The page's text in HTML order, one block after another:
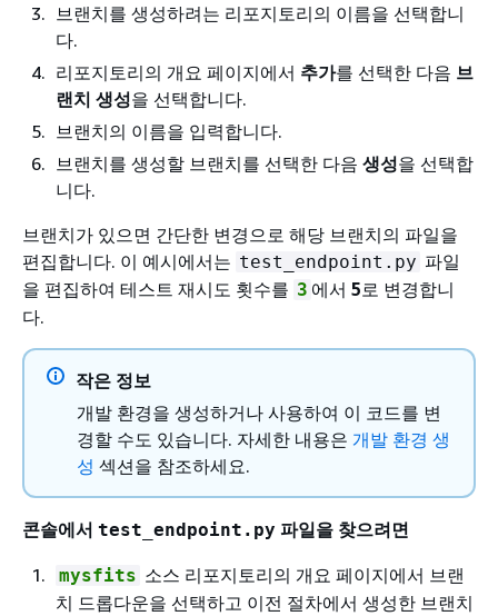
브랜치를 생성하려는 리포지토리의 이름을 선택합니
다.
리포지토리의 개요 페이지에서 추가를 선택한 다음 브
랜치 생성을 선택합니다.
브랜치의 이름을 입력합니다.
브랜치를 생성할 브랜치를 선택한 다음 생성을 선택합
니다.
브랜치가 있으면 간단한 변경으로 해당 브랜치의 파일을
편집합니다. 이 예시에서는 test_endpoint.py 파일
을 편집하여 테스트 재시도 횟수를 3 에서 5 로 변경합니
다.
작은 정보
개발 환경을 생성하거나 사용하여 이 코드를 변
경할 수도 있습니다. 자세한 내용은 개발 환경 생
성 섹션을 참조하세요.
콘솔에서 test_endpoint.py 파일을 찾으려면
mysfits 소스 리포지토리의 개요 페이지에서 브랜
치 드롭다운을 선택하고 이전 절차에서 생성한 브랜치